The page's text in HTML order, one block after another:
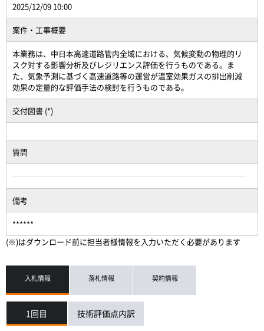
2025/12/09 10:00
案件・工事概要
本業務は、中日本高速道路管内全域における、気候変動の物理的リ
スク対する影響分析及びレジリエンス評価を行うものである。ま
た、気象予測に基づく高速道路等の運営が温室効果ガスの排出削減
効果の定量的な評価手法の検討を行うものである。
交付図書 (*)
質問
備考
******
(※)はダウンロード前に担当者様情報を入力いただく必要があります
入札情報 落札情報 契約情報
1回目 技術評価点内訳